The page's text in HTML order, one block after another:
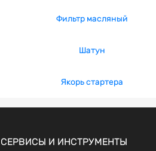
Фильтр масляный
Шатун
Якорь стартера
СЕРВИСЫ И ИНСТРУМЕНТЫ